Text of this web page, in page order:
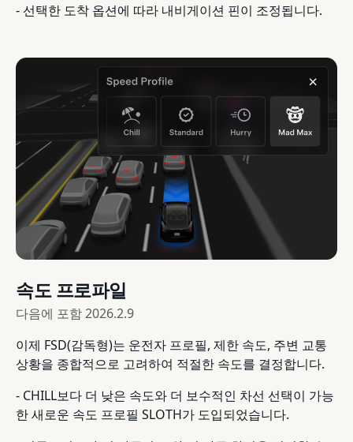
- 선택한 도착 옵션에 따라 내비게이션 핀이 조정됩니다.
속도 프로파일
다음에 포함2026.2.9
이제 FSD(감독형)는 운전자 프로필, 제한 속도, 주변 교통
상황을 종합적으로 고려하여 적절한 속도를 결정합니다.
- CHILL보다 더 낮은 속도와 더 보수적인 차선 선택이 가능
한 새로운 속도 프로필 SLOTH가 도입되었습니다.